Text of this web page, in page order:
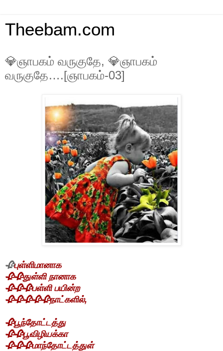
Theebam.com
💎ஞாபகம் வருகுதே, 💎ஞாபகம்
வருகுதே….[ஞாபகம்-03]
🥀புள்ளிமானாக
🥀🥀துள்ளி நானாக
🥀🥀🥀பள்ளி பயின்ற
🥀🥀🥀🥀🥀நாட்களில்,
🥀பூந்தோட்டத்து
🥀🥀பூவிழியக்கா
🥀🥀🥀மாந்தோட்டத்துள்